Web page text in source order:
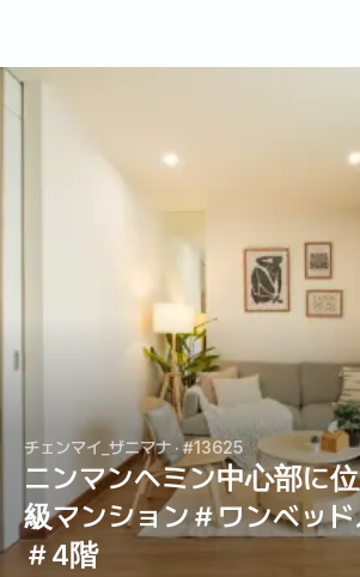
チェンマイ_ザニマナ · #13625
ニンマンヘミン中心部に
級マンション＃ワンベッ
＃4階